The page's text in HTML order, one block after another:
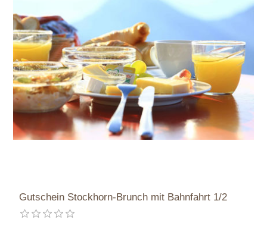
Gutschein Stockhorn-Brunch mit Bahnfahrt 1/2